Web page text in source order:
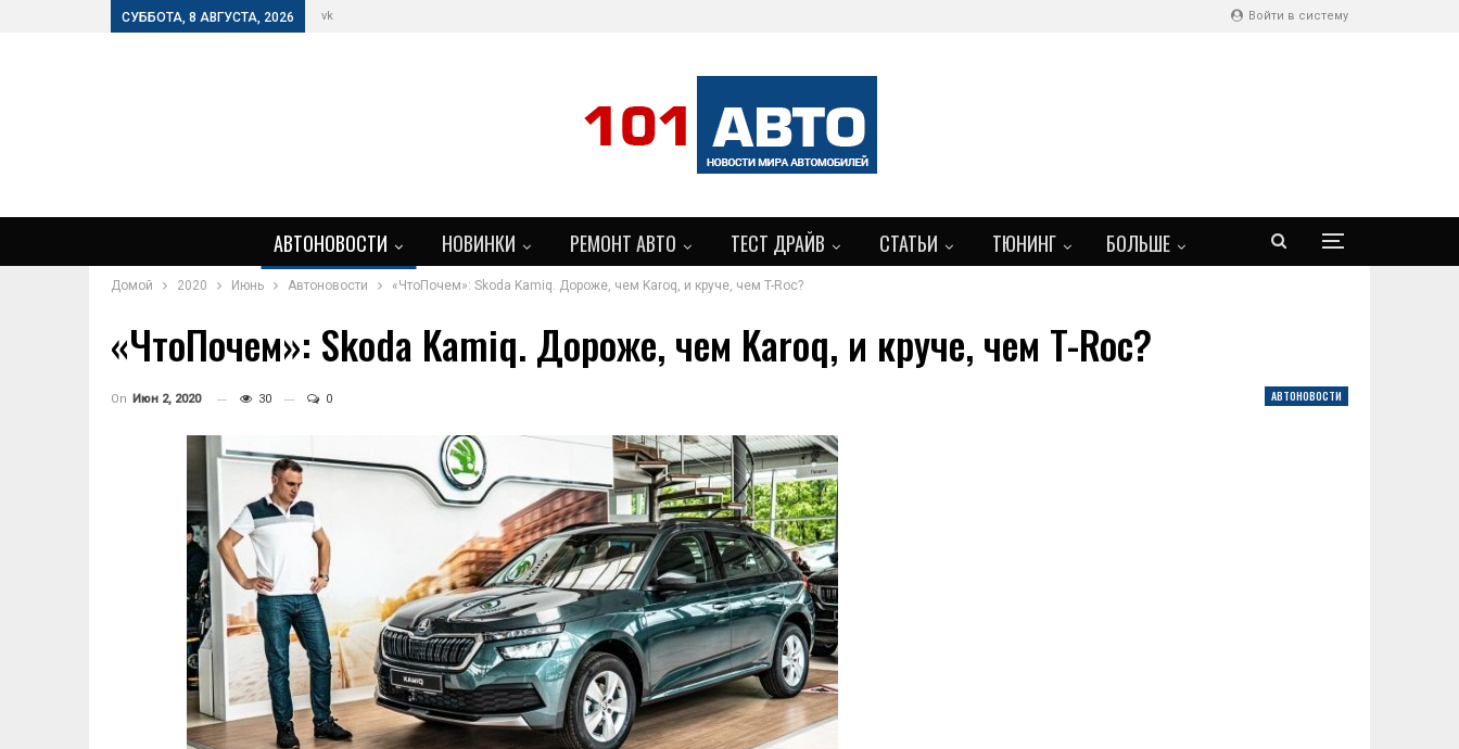
Войти в систему
СУББОТА, 8 АВГУСТА, 2026 vk
АВТОНОВОСТИ НОВИНКИ РЕМОНТ АВТО ТЕСТ ДРАЙВ СТАТЬИ ТЮНИНГ БОЛЬШЕ
Домой 2020 Июнь Автоновости «ЧтоПочем»: Skoda Kamiq. Дороже, чем Karoq, и круче, чем T-Roc?
«ЧтоПочем»: Skoda Kamiq. Дороже, чем Karoq, и круче, чем T-Roc?
АВТОНОВОСТИ
On Июн 2, 2020 30 0